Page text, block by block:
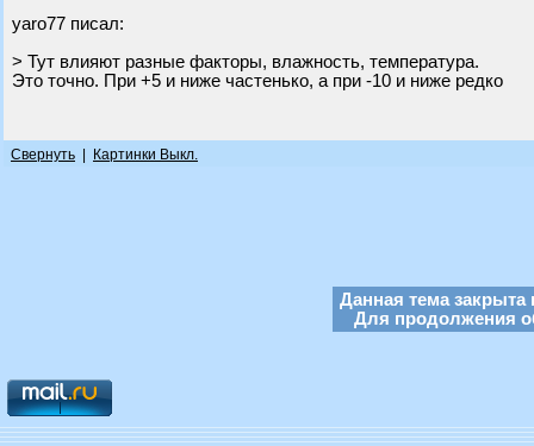
yaro77 писал:
> Тут влияют разные факторы, влажность, температура.
Это точно. При +5 и ниже частенько, а при -10 и ниже редко
Свернуть Картинки Выкл.
Данная тема закрыта
Для продолжения